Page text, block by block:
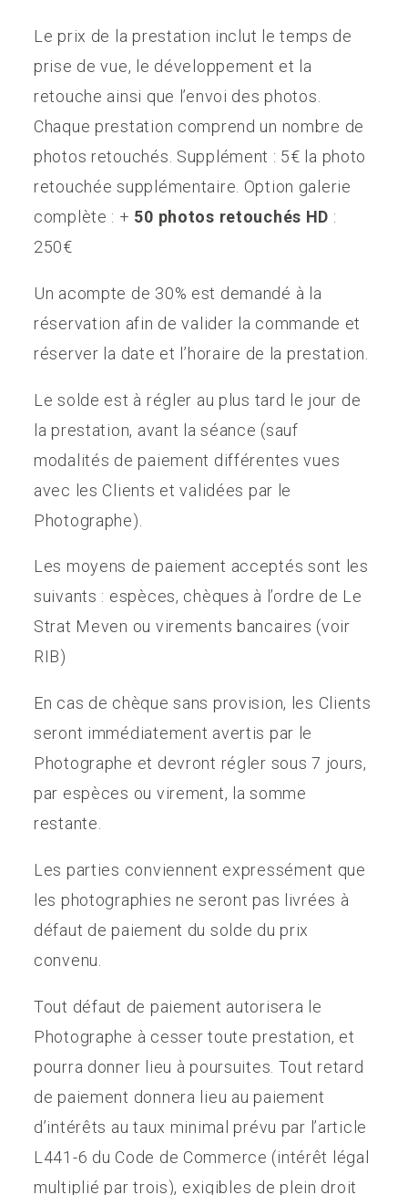
Le prix de la prestation inclut le temps de
prise de vue, le développement et la
retouche ainsi que l’envoi des photos.
Chaque prestation comprend un nombre de
photos retouchés. Supplément : 5€ la photo
retouchée supplémentaire. Option galerie
complète : + 50 photos retouchés HD :
250€
Un acompte de 30% est demandé à la
réservation afin de valider la commande et
réserver la date et l’horaire de la prestation.
Le solde est à régler au plus tard le jour de
la prestation, avant la séance (sauf
modalités de paiement différentes vues
avec les Clients et validées par le
Photographe).
Les moyens de paiement acceptés sont les
suivants : espèces, chèques à l’ordre de Le
Strat Meven ou virements bancaires (voir
RIB)
En cas de chèque sans provision, les Clients
seront immédiatement avertis par le
Photographe et devront régler sous 7 jours,
par espèces ou virement, la somme
restante.
Les parties conviennent expressément que
les photographies ne seront pas livrées à
défaut de paiement du solde du prix
convenu.
Tout défaut de paiement autorisera le
Photographe à cesser toute prestation, et
pourra donner lieu à poursuites. Tout retard
de paiement donnera lieu au paiement
d’intérêts au taux minimal prévu par l’article
L441-6 du Code de Commerce (intérêt légal
multiplié par trois), exigibles de plein droit